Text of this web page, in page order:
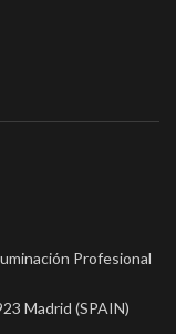
Profesional
Madrid (SPAIN)